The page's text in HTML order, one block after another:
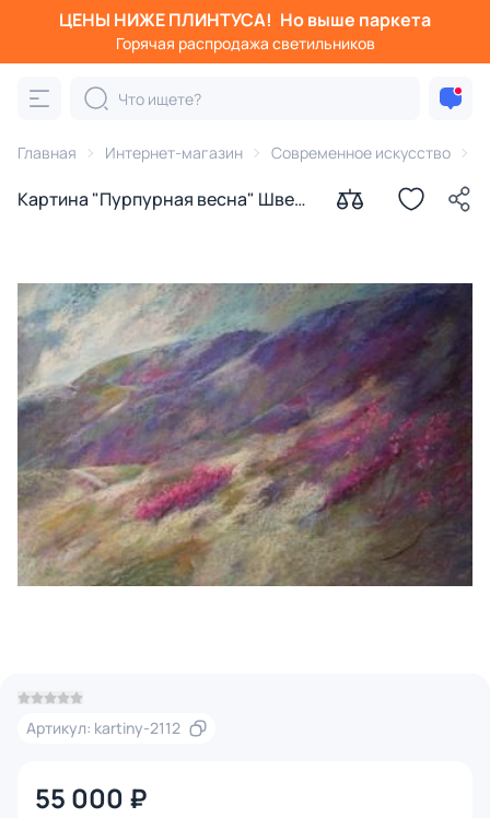
ЦЕНЫ НИЖЕ ПЛИНТУСА! Но выше паркета
Горячая распродажа светильников
Главная Интернет-магазин Современное искусство
Картина "Пурпурная весна" Швед
Артикул: kartiny-2112
55 000 ₽